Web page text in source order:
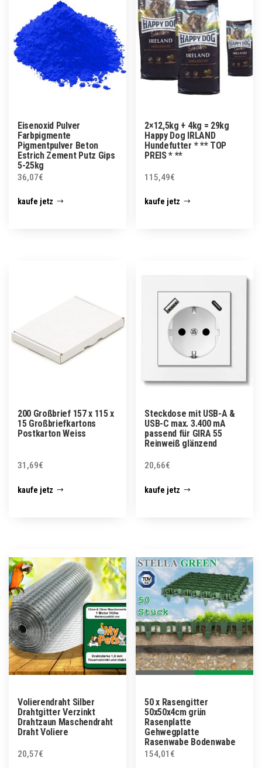
Eisenoxid Pulver
Farbpigmente
Pigmentpulver Beton
Estrich Zement Putz Gips
5-25kg
36,07€
kaufe jetz
2×12,5kg + 4kg = 29kg
Happy Dog IRLAND
Hundefutter * ** TOP
PREIS * **
115,49€
kaufe jetz
200 Großbrief 157 x 115 x
15 Großbriefkartons
Postkarton Weiss
31,69€
kaufe jetz
Steckdose mit USB-A &
USB-C max. 3.400 mA
passend für GIRA 55
Reinweiß glänzend
20,66€
kaufe jetz
Volierendraht Silber
Drahtgitter Verzinkt
Drahtzaun Maschendraht
Draht Voliere
20,57€
50 x Rasengitter
50x50x4cm grün
Rasenplatte
Gehwegplatte
Rasenwabe Bodenwabe
154,01 €